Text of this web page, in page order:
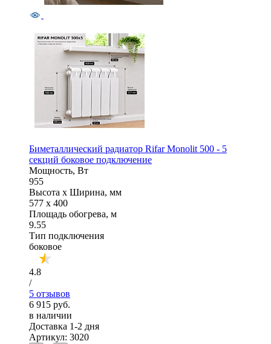
Биметаллический радиатор Rifar Monolit 500 - 5
секций боковое подключение
Мощность, Вт
955
Высота x Ширина, мм
577 x 400
Площадь обогрева, м
9.55
Тип подключения
боковое
4.8
/
5 отзывов
6 915 руб.
в наличии
Доставка 1-2 дня
Артикул: 3020